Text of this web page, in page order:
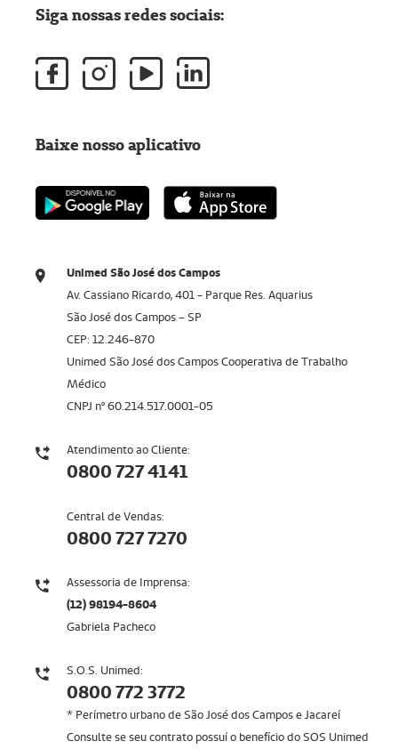
Unimed São José dos Campos
Av. Cassiano Ricardo, 401 - Parque Res. Aquarius
São José dos Campos – SP
CEP: 12.246-870
Unimed São José dos Campos Cooperativa de Trabalho
Médico
CNPJ nº 60.214.517.0001-05
Atendimento ao Cliente:
0800 727 4141
Central de Vendas:
0800 727 7270
Assessoria de Imprensa:
(12) 98194-8604
Gabriela Pacheco
S.O.S. Unimed:
0800 772 3772
* Perímetro urbano de São José dos Campos e Jacareí
Consulte se seu contrato possuí o benefício do SOS Unimed
Siga nossas redes sociais:
Baixe nosso aplicativo